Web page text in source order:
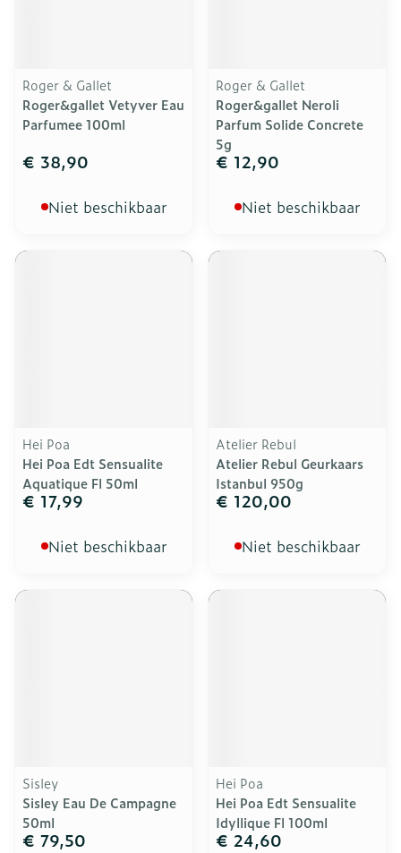
Roger & Gallet
Roger&gallet Vetyver Eau
Parfumee 100ml
€ 38,90
Niet beschikbaar
Roger & Gallet
Roger&gallet Neroli
Parfum Solide Concrete
5g
€ 12,90
Niet beschikbaar
Hei Poa
Hei Poa Edt Sensualite
Aquatique Fl 50ml
€ 17,99
Niet beschikbaar
Atelier Rebul
Atelier Rebul Geurkaars
Istanbul 950g
€ 120,00
Niet beschikbaar
Sisley
Sisley Eau De Campagne
50ml
€ 79,50
Hei Poa
Hei Poa Edt Sensualite
Idyllique Fl 100ml
€ 24,60